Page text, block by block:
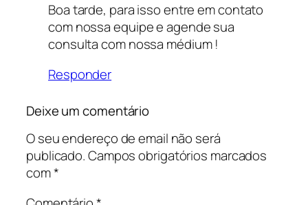
Boa tarde, para isso entre em contato
com nossa equipe e agende sua
consulta com nossa médium !
Responder
Deixe um comentário
O seu endereço de email não será
publicado.Campos obrigatórios marcados
com*